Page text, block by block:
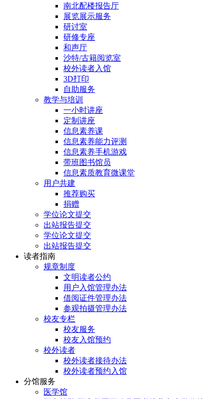
南北配楼报告厅
展览展示服务
研讨室
研修专座
和声厅
沙特/古籍阅览室
校外读者入馆
3D打印
自助服务
教学与培训
一小时讲座
定制讲座
信息素养课
信息素养能力评测
信息素养手机游戏
带班图书馆员
信息素质教育微课堂
用户共建
推荐购买
捐赠
学位论文提交
出站报告提交
学位论文提交
出站报告提交
读者指南
规章制度
文明读者公约
用户入馆管理办法
借阅证件管理办法
参观拍摄管理办法
校友专栏
校友服务
校友入馆预约
校外读者
校外读者接待办法
校外读者预约入馆
分馆服务
医学馆